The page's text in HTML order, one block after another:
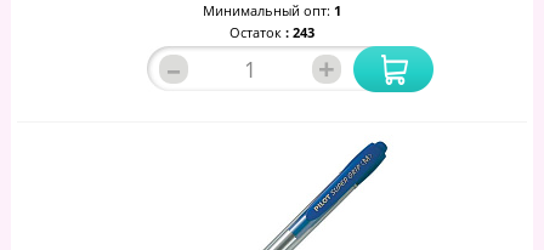
Минимальный опт: 1
Остаток : 243
– +